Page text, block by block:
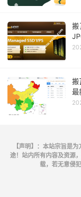
搬
搬
最
【声明】：本站宗旨是
途！站内所有内容及资源
载，若无意侵